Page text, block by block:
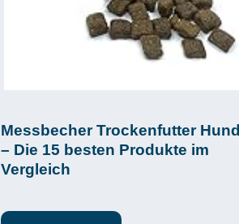
Messbecher Trockenfutter Hund
– Die 15 besten Produkte im
Vergleich